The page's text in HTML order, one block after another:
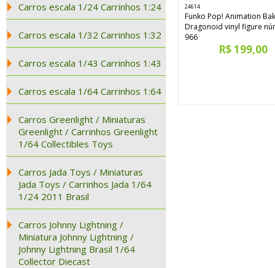
Carros escala 1/24 Carrinhos 1:24
Carros escala 1/32 Carrinhos 1:32
Carros escala 1/43 Carrinhos 1:43
Carros escala 1/64 Carrinhos 1:64
Carros Greenlight / Miniaturas
Greenlight / Carrinhos Greenlight
1/64 Collectibles Toys
Carros Jada Toys / Miniaturas
Jada Toys / Carrinhos Jada 1/64
1/24 2011 Brasil
Carros Johnny Lightning /
Miniatura Johnny Lightning /
Johnny Lightning Brasil 1/64
Collector Diecast
24614
Funko Pop! Animation
Dragonoid vinyl figure
966
R$ 199,00